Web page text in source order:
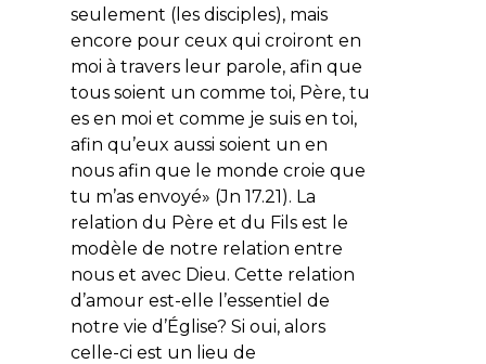
seulement (les disciples), mais
encore pour ceux qui croiront en
moi à travers leur parole, afin que
tous soient un comme toi, Père, tu
es en moi et comme je suis en toi,
afin qu’eux aussi soient un en
nous afin que le monde croie que
tu m’as envoyé» (Jn 17.21). La
relation du Père et du Fils est le
modèle de notre relation entre
nous et avec Dieu. Cette relation
d’amour est-elle l’essentiel de
notre vie d’Église? Si oui, alors
celle-ci est un lieu de